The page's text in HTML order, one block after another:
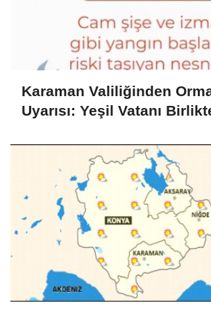
Karaman Valiliğinden
Uyarısı: Yeşil Vatanı